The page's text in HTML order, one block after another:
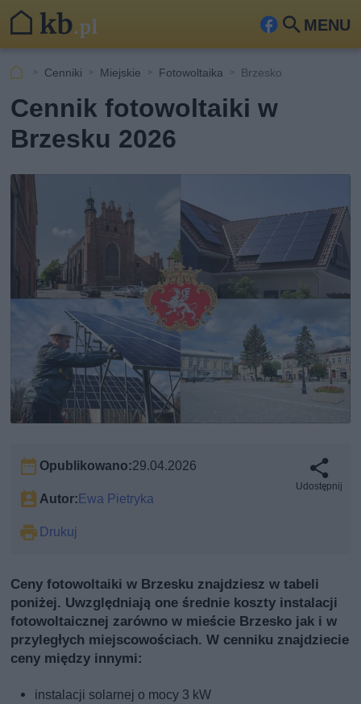
MENU
Fa
ook
Szu
Cenniki Miejskie Fotowoltaika Brzesko
Cennik fotowoltaiki w
Brzesku 2026
Opublikowano:29.04.2026
Autor: Ewa Pietryka
Drukuj
Udostępnij
Ceny fotowoltaiki w Brzesku znajdziesz w tabeli
poniżej. Uwzględniają one średnie koszty instalacji
fotowoltaicznej zarówno w mieście Brzesko jak i w
przyległych miejscowościach. W cenniku znajdziecie
ceny między innymi:
instalacji solarnej o mocy 3 kW